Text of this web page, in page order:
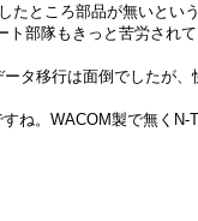
ところ部品が無いとい
部隊もきっと苦労されて
タ移行は面倒でしたが、
ね。WACOM製で無くN-